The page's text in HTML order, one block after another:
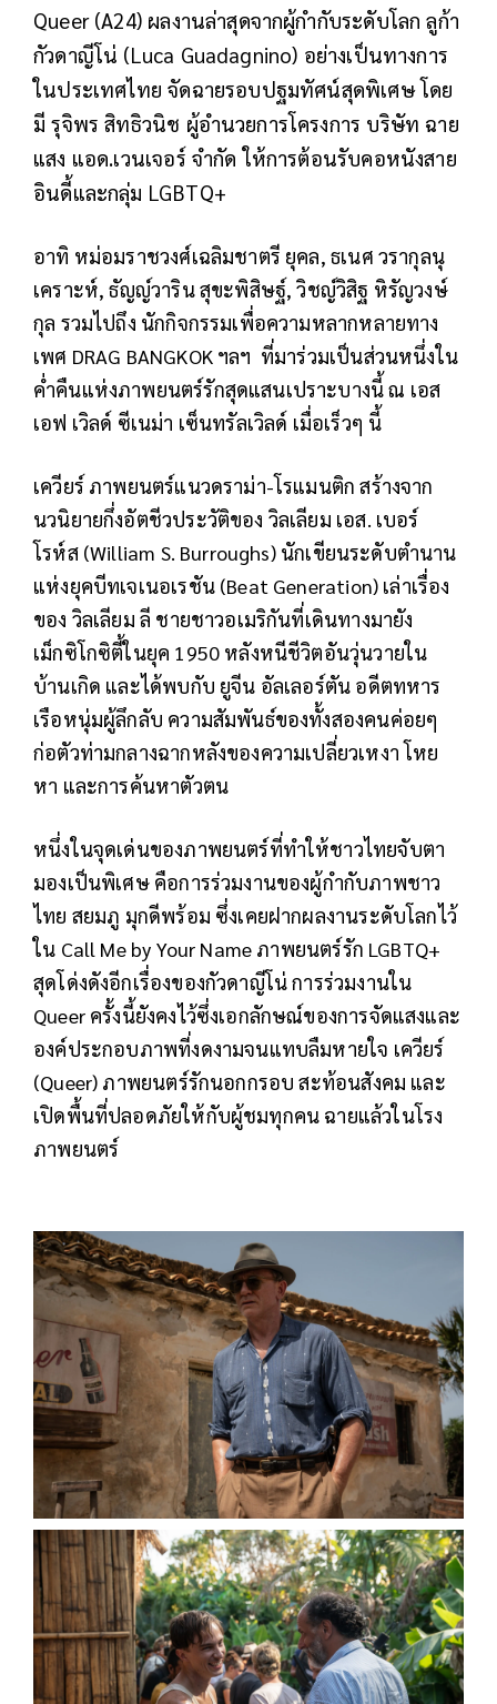
Queer (A24) ผลงานล่าสุดจากผู้กำกับระดับโลก ลูก้า
กัวดาญีโน่ (Luca Guadagnino) อย่างเป็นทางการ
ในประเทศไทย จัดฉายรอบปฐมทัศน์สุดพิเศษ โดย
มี รุจิพร สิทธิวนิช ผู้อำนวยการโครงการ บริษัท ฉาย
แสง แอด.เวนเจอร์ จำกัด ให้การต้อนรับคอหนังสาย
อินดี้และกลุ่ม LGBTQ+
อาทิ หม่อมราชวงศ์เฉลิมชาตรี ยุคล, ธเนศ วรากุลนุ
เคราะห์, ธัญญ์วาริน สุขะพิสิษฐ์, วิชญ์วิสิฐ หิรัญวงษ์
กุล รวมไปถึง นักกิจกรรมเพื่อความหลากหลายทาง
เพศ DRAG BANGKOK ฯลฯ ที่มาร่วมเป็นส่วนหนึ่งใน
ค่ำคืนแห่งภาพยนตร์รักสุดแสนเปราะบางนี้ ณ เอส
เอฟ เวิลด์ ซีเนม่า เซ็นทรัลเวิลด์ เมื่อเร็วๆ นี้
เควียร์ ภาพยนตร์แนวดราม่า-โรแมนติก สร้างจาก
นวนิยายกึ่งอัตชีวประวัติของ วิลเลียม เอส. เบอร์
โรห์ส (William S. Burroughs) นักเขียนระดับตำนาน
แห่งยุคบีทเจเนอเรชัน (Beat Generation) เล่าเรื่อง
ของ วิลเลียม ลี ชายชาวอเมริกันที่เดินทางมายัง
เม็กซิโกซิตี้ในยุค 1950 หลังหนีชีวิตอันวุ่นวายใน
บ้านเกิด และได้พบกับ ยูจีน อัลเลอร์ตัน อดีตทหาร
เรือหนุ่มผู้ลึกลับ ความสัมพันธ์ของทั้งสองคนค่อยๆ
ก่อตัวท่ามกลางฉากหลังของความเปลี่ยวเหงา โหย
หา และการค้นหาตัวตน
หนึ่งในจุดเด่นของภาพยนตร์ที่ทำให้ชาวไทยจับตา
มองเป็นพิเศษ คือการร่วมงานของผู้กำกับภาพชาว
ไทย สยมภู มุกดีพร้อม ซึ่งเคยฝากผลงานระดับโลกไว้
ใน Call Me by Your Name ภาพยนตร์รัก LGBTQ+
สุดโด่งดังอีกเรื่องของกัวดาญีโน่ การร่วมงานใน
Queer ครั้งนี้ยังคงไว้ซึ่งเอกลักษณ์ของการจัดแสงและ
องค์ประกอบภาพที่งดงามจนแทบลืมหายใจ เควียร์
(Queer) ภาพยนตร์รักนอกกรอบ สะท้อนสังคม และ
เปิดพื้นที่ปลอดภัยให้กับผู้ชมทุกคน ฉายแล้วในโรง
ภาพยนตร์